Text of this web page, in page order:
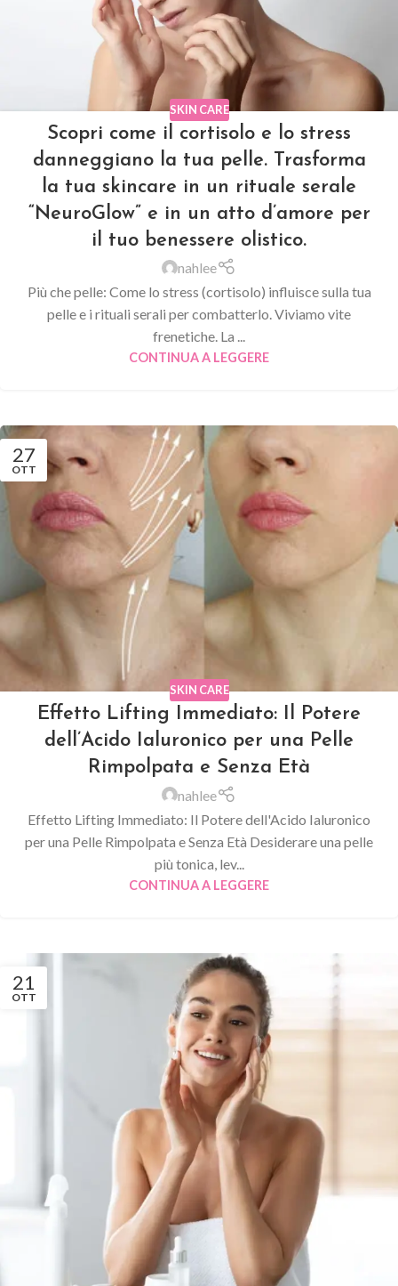
SKIN CARE
Scopri come il cortisolo e lo stress
danneggiano la tua pelle. Trasforma
la tua skincare in un rituale serale
“NeuroGlow” e in un atto d’amore per
il tuo benessere olistico.
nahlee
Più che pelle: Come lo stress (cortisolo) influisce sulla tua
pelle e i rituali serali per combatterlo. Viviamo vite
frenetiche. La ...
CONTINUA A LEGGERE
27
OTT
SKIN CARE
Effetto Lifting Immediato: Il Potere
dell’Acido Ialuronico per una Pelle
Rimpolpata e Senza Età
nahlee
Effetto Lifting Immediato: Il Potere dell'Acido Ialuronico
per una Pelle Rimpolpata e Senza Età Desiderare una pelle
più tonica, lev...
CONTINUA A LEGGERE
21
OTT